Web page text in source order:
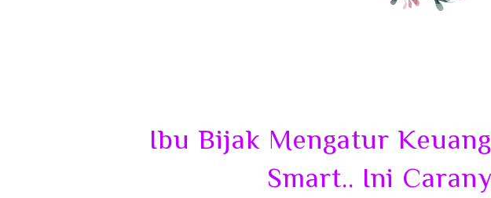
Ibu Bijak Mengatur
Smart.. Ini